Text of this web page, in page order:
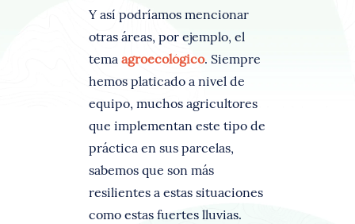
Y así podríamos mencionar
otras áreas, por ejemplo, el
tema agroecológico. Siempre
hemos platicado a nivel de
equipo, muchos agricultores
que implementan este tipo de
práctica en sus parcelas,
sabemos que son más
resilientes a estas situaciones
como estas fuertes lluvias.